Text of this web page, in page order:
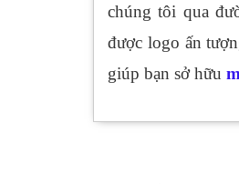
chúng tôi qua
được logo ấn
giúp bạn sở hữu